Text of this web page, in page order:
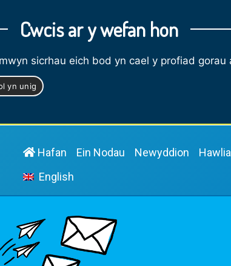
Cwcis ar y wefan hon
sicrhau eich bod yn cael y profiad gorau
yn unig
Hafan Ein Nodau Newyddion
English